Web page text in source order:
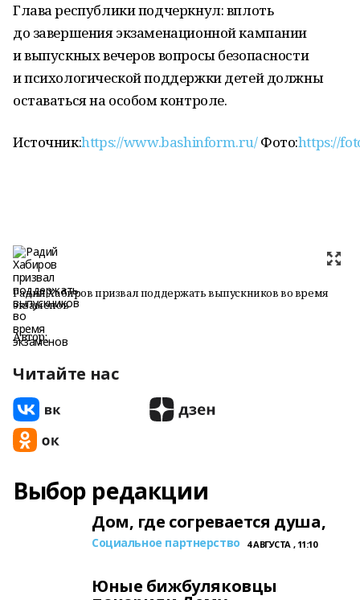
Глава республики подчеркнул: вплоть
до завершения экзаменационной кампании
и выпускных вечеров вопросы безопасности
и психологической поддержки детей должны
оставаться на особом контроле.
Источник:https://www.bashinform.ru/ Фото:https://
Радий Хабиров призвал поддержать выпускников во время
экзаменов
Автор:
Читайте нас
Выбор редакции
Дом, где согревается душа,
Социальное партнерство 4 АВГУСТА , 11:10
Юные бижбуляковцы